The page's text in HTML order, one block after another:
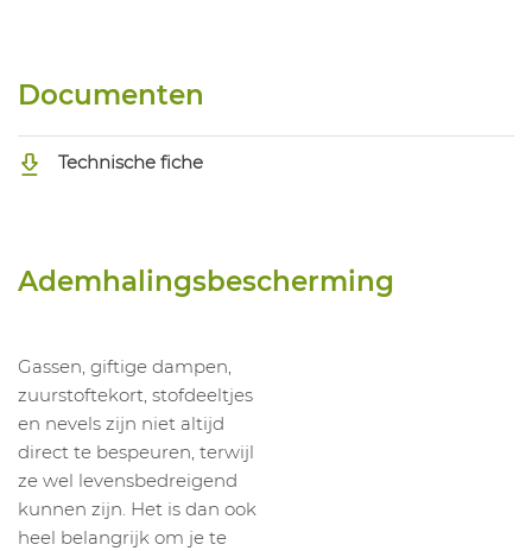
Documenten
Technische fiche
Ademhalingsbescherming
Gassen, giftige dampen,
zuurstoftekort, stofdeeltjes
en nevels zijn niet altijd
direct te bespeuren, terwijl
ze wel levensbedreigend
kunnen zijn. Het is dan ook
heel belangrijk om je te